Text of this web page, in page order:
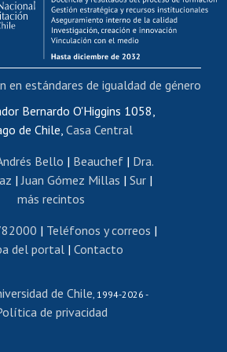
Funcionarias/os
internos de capacitación
Bienestar del personal
de movilidad interna
Certificado de renta
de renta honorarios
Editar páginas blancas
Extranjeras/os
y reconocimiento de títulos
Programa de Movilidad Estudiantil
Cursos de español
Bernardo O'Higgins 1058,
de Chile,Casa Central
Bello | Beauchef| Dra.
|Juan Gómez Millas | Sur |
más recintos
| Teléfonos y correos |
del portal| Contacto
de Chile, 1994-2026 -
de privacidad
en estándares de igualdad de género